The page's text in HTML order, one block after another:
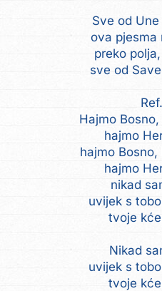
Sve od
ova pjesma
preko
sve od
Hajmo
hajmo
hajmo Bosno,
hajmo
nikad
uvijek s
tvoje
Nikad
uvijek s
tvoje